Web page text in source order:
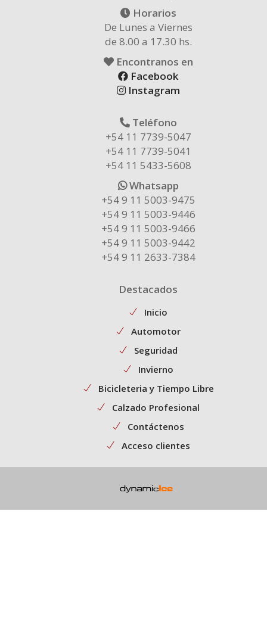
Horarios
De Lunes a Viernes
de 8.00 a 17.30 hs.
Encontranos en
Facebook
Instagram
Teléfono
+54 11 7739-5047
+54 11 7739-5041
+54 11 5433-5608
Whatsapp
+54 9 11 5003-9475
+54 9 11 5003-9446
+54 9 11 5003-9466
+54 9 11 5003-9442
+54 9 11 2633-7384
Destacados
Inicio
Automotor
Seguridad
Invierno
Bicicleteria y Tiempo Libre
Calzado Profesional
Contáctenos
Acceso clientes